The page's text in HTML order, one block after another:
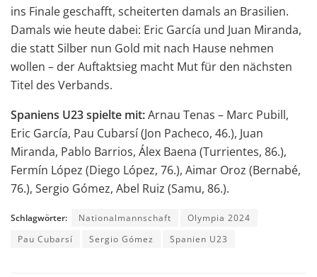
ins Finale geschafft, scheiterten damals an Brasilien.
Damals wie heute dabei: Eric García und Juan Miranda,
die statt Silber nun Gold mit nach Hause nehmen
wollen – der Auftaktsieg macht Mut für den nächsten
Titel des Verbands.
Spaniens U23 spielte mit:Arnau Tenas – Marc Pubill,
Eric García, Pau Cubarsí (Jon Pacheco, 46.), Juan
Miranda, Pablo Barrios, Álex Baena (Turrientes, 86.),
Fermín López (Diego López, 76.), Aimar Oroz (Bernabé,
76.), Sergio Gómez, Abel Ruiz (Samu, 86.).
Schlagwörter: Nationalmannschaft
Olympia 2024
Pau Cubarsí
Sergio Gómez Spanien U23